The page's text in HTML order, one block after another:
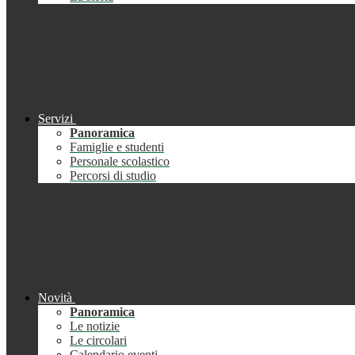
Servizi
Panoramica
Famiglie e studenti
Personale scolastico
Percorsi di studio
Novità
Panoramica
Le notizie
Le circolari